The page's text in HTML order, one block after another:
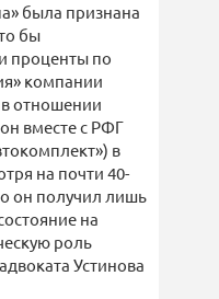
была признана
бы
проценты по
компании
в отношении
вместе с РФГ
в
на почти 40-
он получил лишь
на
роль
Устинова